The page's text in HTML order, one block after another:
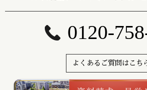
0120-
よくあるご質問はこち